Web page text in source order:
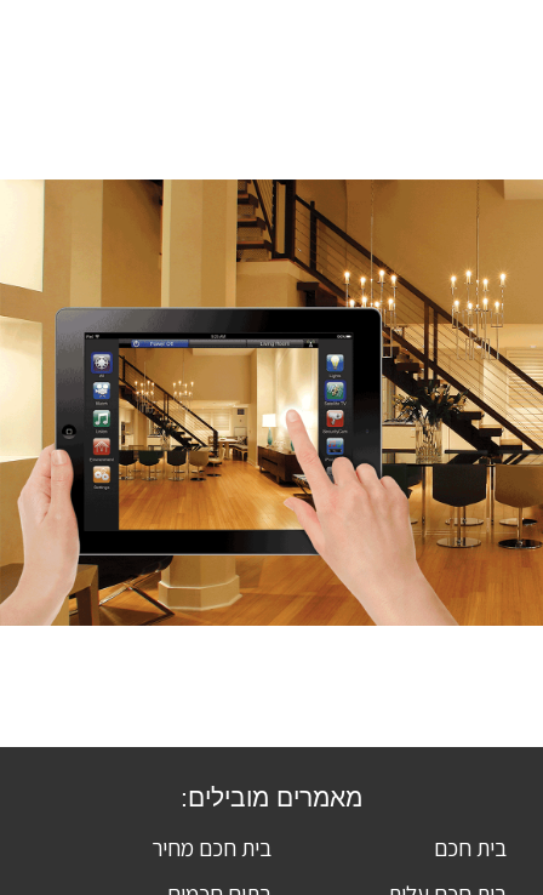
מאמרים מובילים:
בית חכם
בית חכם מחיר